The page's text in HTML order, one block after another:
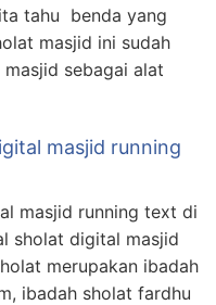
tahu benda yang
masjid ini sudah
sebagai alat
masjid running
masjid running text di
sholat digital masjid
merupakan ibadah
ibadah sholat fardhu